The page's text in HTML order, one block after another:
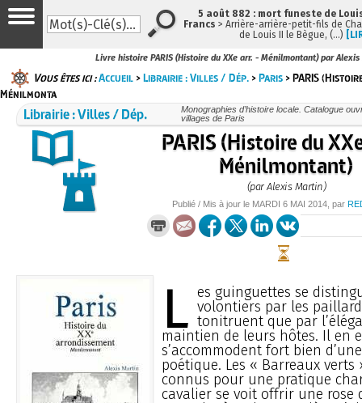
Livre histoire PARIS (Histoire du XXe arr. - Ménilmontant) par
Vous êtes ici :Accueil >Librairie : Villes / Dép. >Paris > PARIS
Ménilmonta
Librairie : Villes / Dép.
Monographies d’histoire locale. Catalogue
villages de Paris
PARIS (Histoire du
Ménilmontant)
(par Alexis Martin)
Publié / Mis à jour le MARDI 6 MAI 2014 , par
L es guinguettes se
volontiers par les
tonitruent que par
maintien de leurs hôtes. Il en
s’accommodent fort bien
poétique. Les « Barreaux
connus pour une pratique
cavalier se voit offrir une rose
5 août 882 : mort funeste de
Francs > Arrière-arrière-petit-fils de
de Louis II le Bègue, (…)